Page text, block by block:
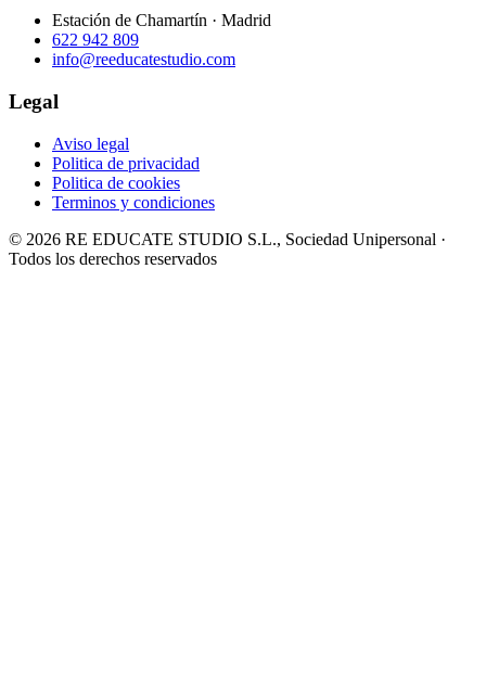
Estación de Chamartín · Madrid
622 942 809
info@reeducatestudio.com
Legal
Aviso legal
Politica de privacidad
Politica de cookies
Terminos y condiciones
© 2026 RE EDUCATE STUDIO S.L., Sociedad Unipersonal ·
Todos los derechos reservados